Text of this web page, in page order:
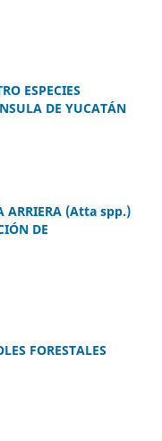
ESPECIES
DE YUCATÁN
ARRIERA (Atta spp.)
DE
FORESTALES